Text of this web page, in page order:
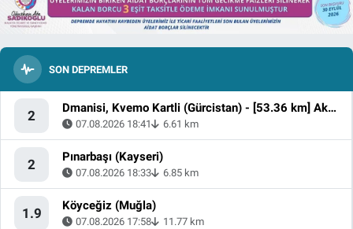
SON DEPREMLER
2 Dmanisi, Kvemo Kartli (Gürcistan) - [53.36 km] Akyaka (Kars)
07.08.2026 18:41 6.61 km
2 Pınarbaşı (Kayseri)
07.08.2026 18:33 6.85 km
1.9 Köyceğiz (Muğla)
07.08.2026 17:58 11.77 km